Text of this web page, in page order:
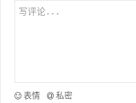
表情 私密